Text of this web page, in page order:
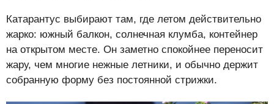
Катарантус выбирают там, где летом действительно
жарко: южный балкон, солнечная клумба, контейнер
на открытом месте. Он заметно спокойнее переносит
жару, чем многие нежные летники, и обычно держит
собранную форму без постоянной стрижки.